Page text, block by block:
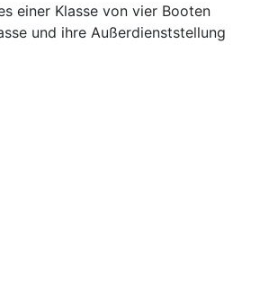
einer Klasse von vier Booten
und ihre Außerdienststellung